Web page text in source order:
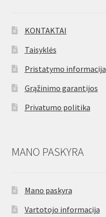
KONTAKTAI
Taisyklės
Pristatymo informacija
Grąžinimo garantijos
Privatumo politika
MANO PASKYRA
Mano paskyra
Vartotojo informacija